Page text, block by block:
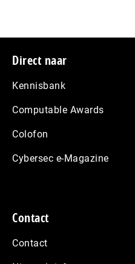
Footer
Direct naar
Kennisbank
Computable Awards
Colofon
Cybersec e-Magazine
Contact
Contact